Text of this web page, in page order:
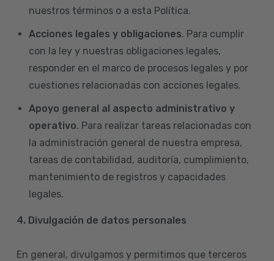
nuestros términos o a esta Política.
Acciones legales y obligaciones. Para cumplir
con la ley y nuestras obligaciones legales,
responder en el marco de procesos legales y por
cuestiones relacionadas con acciones legales.
Apoyo general al aspecto administrativo y
operativo. Para realizar tareas relacionadas con
la administración general de nuestra empresa,
tareas de contabilidad, auditoría, cumplimiento,
mantenimiento de registros y capacidades
legales.
4. Divulgación de datos personales
En general, divulgamos y permitimos que terceros